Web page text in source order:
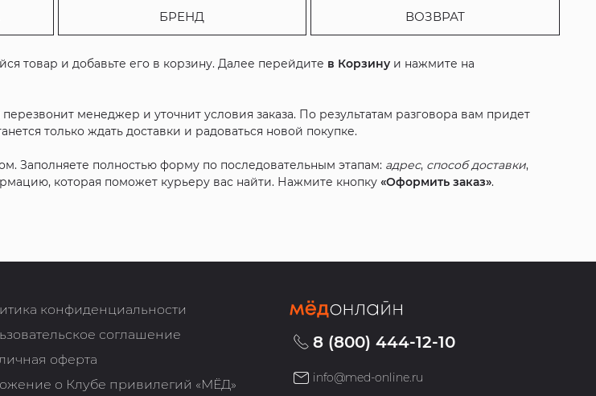
БРЕНД ВОЗВРАТ
товар и добавьте его в корзину. Далее перейдите в Корзину и нажмите на
менеджер и уточнит условия заказа. По результатам разговора вам придет
только ждать доставки и радоваться новой покупке.
Заполняете полностью форму по последовательным этапам: адрес, способ доставки,
которая поможет курьеру вас найти. Нажмите кнопку«Оформить заказ».
конфиденциальности
соглашение
оферта
о Клубе привилегий «МЁД»
8 (800) 444-12-10
info@med-online.ru